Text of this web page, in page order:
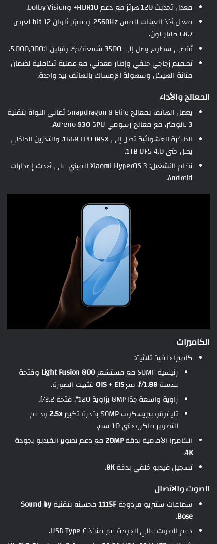
معدل تحديث 120 هرتز مع دعم HDR10+ وDolby Vision.
معدل أخذ العينات للمس 2560Hz، وعمق ألوان 12-bit لعرض
68.7 مليار لون.
أقصى سطوع يصل إلى 3500 شمعة/م²، وتباين 5,000,000:1.
تصميم زجاجي خلفي وإطار معدني، مع عملية تكاملية لضمان
متانة الهيكل وسهولة الإمساك بالهاتف بيد واحدة.
المعالج والأداء
يعمل الهاتف بمعالج Snapdragon 8 Elite ثماني النواة بتقنية
3 نانومتر، مع معالج رسومي Adreno 830 GPU.
الذاكرة العشوائية تصل إلى 16GB LPDDR5X، والتخزين الداخلي
يصل حتى 1TB UFS 4.0.
نظام التشغيل: Xiaomi HyperOS 3 المبني على أحدث إصدارات
Android.
الكاميرات
كاميرا خلفية ثلاثية:
رئيسية 50MP مع مستشعر
Light Fusion 800 وفتحة
عدسةf/1.88، معOIS + EIS لتثبيت الصورة.
زاوية واسعة جدًا 8MP بزاوية 120°، فتحة f/2.2.
تليفوتو بيريسكوب 50MP بقدرة تكبير
2.5xودعم
التصوير ماكرو حتى 10 سم.
الكاميرا الأمامية بدقة20MPمع دعم تصوير الفيديو بجودة
4K
.
تسجيل فيديو خلفي بدقة8K
.
الصوت والاتصال
سماعات ستيريو مزدوجة1115Fمحسنة بتقنيةSound by
Bose
.
دعم الصوت عالي الجودة عبر منفذ USB Type-C.